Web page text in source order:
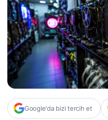
Google'da bizi tercih et